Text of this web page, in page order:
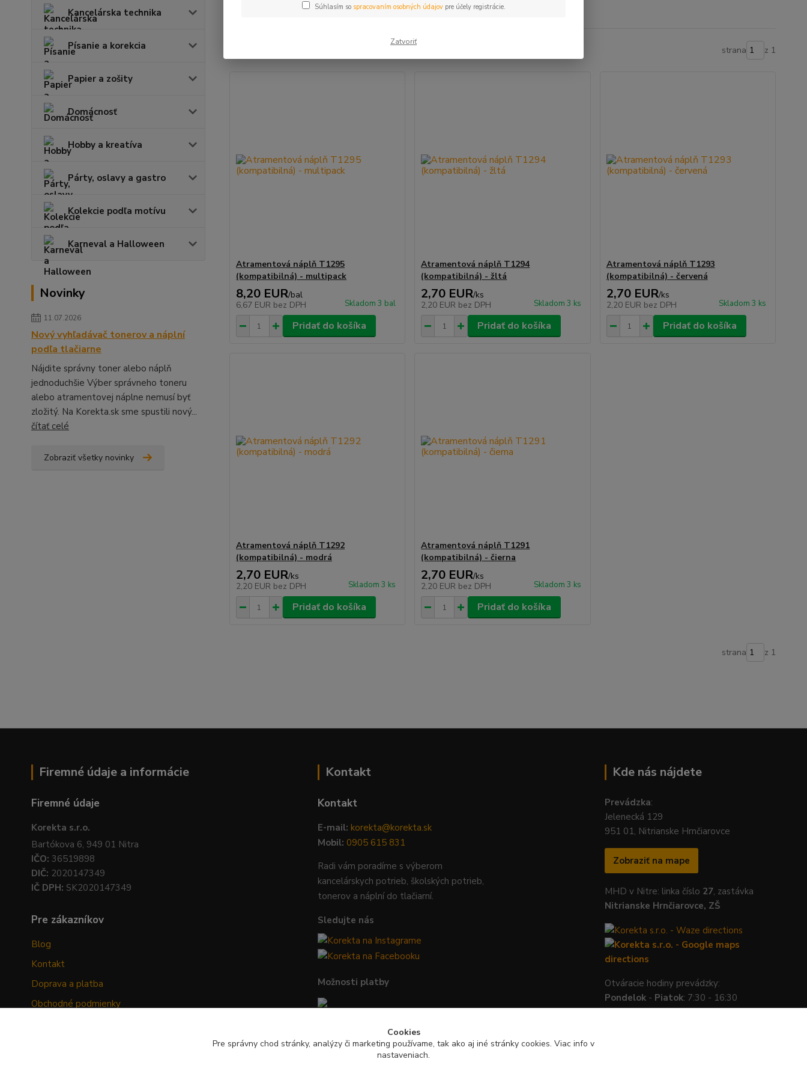
Kancelárska technika
Písanie a korekcia
Papier a zošity
Domácnosť
Hobby a kreatíva
Párty, oslavy a gastro
Kolekcie podľa motívu
Karneval a Halloween
Novinky
11.07.2026
Nový vyhľadávač tonerov a náplní
podľa tlačiarne
Nájdite správny toner alebo náplň
jednoduchšie Výber správneho toneru
alebo atramentovej náplne nemusí byť
zložitý. Na Korekta.sk sme spustili nový...
čítať celé
Zobraziť všetky novinky
strana z 1
Atramentová náplň T1295
(kompatibilná) - multipack
8,20 EUR/bal
6,67 EUR bez DPH Skladom 3 bal
Pridať do košíka
Atramentová náplň T1294
(kompatibilná) - žltá
2,70 EUR/ks
2,20 EUR bez DPH Skladom 3 ks
Pridať do košíka
Atramentová náplň T1293
(kompatibilná) - červená
2,70 EUR/ks
2,20 EUR bez DPH Skladom 3 ks
Pridať do košíka
Atramentová náplň T1292
(kompatibilná) - modrá
2,70 EUR/ks
2,20 EUR bez DPH Skladom 3 ks
Pridať do košíka
Atramentová náplň T1291
(kompatibilná) - čierna
2,70 EUR/ks
2,20 EUR bez DPH Skladom 3 ks
Pridať do košíka
strana z 1
Firemné údaje a informácie
Firemné údaje
Korekta s.r.o.
Bartókova 6, 949 01 Nitra
IČO: 36519898
DIČ: 2020147349
IČ DPH: SK2020147349
Pre zákazníkov
Blog
Kontakt
Doprava a platba
Obchodné podmienky
Kontakt
Kontakt
E-mail: korekta@korekta.sk
Mobil: 0905 615 831
Radi vám poradíme s výberom
kancelárskych potrieb, školských potrieb,
tonerov a náplní do tlačiarní.
Sledujte nás
Možnosti platby
Bezpečná platba kartou, Google Pay,
Apple Pay a bankovým prevodom.
Kde nás nájdete
Prevádzka:
Jelenecká 129
951 01, Nitrianske Hrnčiarovce
Zobraziť na mape
MHD v Nitre: linka číslo 27, zastávka
Nitrianske Hrnčiarovce, ZŠ
Otváracie hodiny prevádzky:
Pondelok - Piatok: 7:30 - 16:30
Súhlasím so spracovaním osobných údajovpre účely registrácie.
Zatvoriť
Cookies
Pre správny chod stránky, analýzy či marketing používame, tak ako aj iné stránky cookies. Viac info v
nastaveniach.